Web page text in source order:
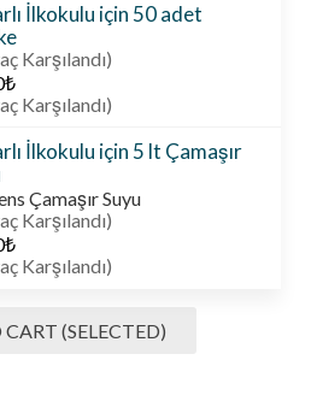
İlkokulu için 50 adet
Karşılandı)
₺
Karşılandı)
İlkokulu için 5 lt Çamaşır
Çamaşır Suyu
Karşılandı)
₺
Karşılandı)
(SELECTED)